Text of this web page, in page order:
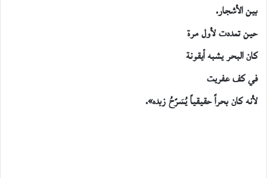
بين الأشجار.
حين تمددت لأول مرة
كان البحر يشبه أيقونة
في كف عفريت
لأنه كان بحراً حقيقياً يُسَرّحُ زبده».